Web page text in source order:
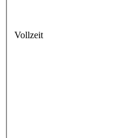
Vollzeit